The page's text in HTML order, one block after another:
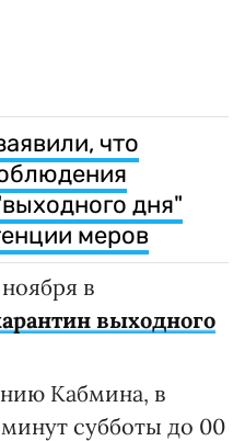
что
дня"
меров
в
выходного
Кабмина, в
субботы до 00